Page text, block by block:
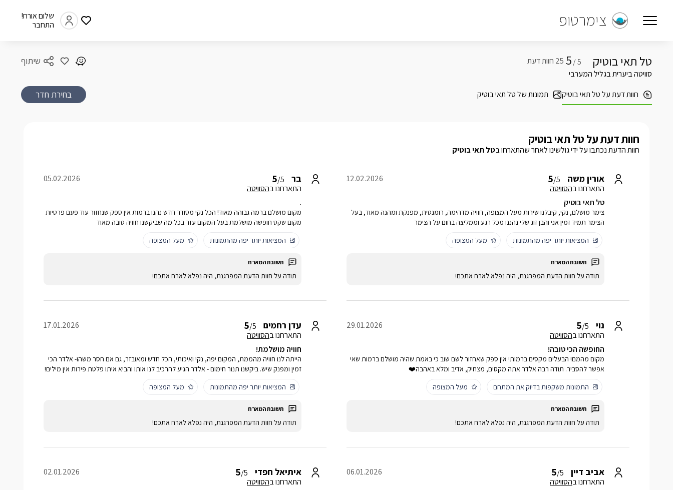
צימרטופ
שלום אורח!
התחבר
טל תאי בוטיק 5 /
5
סוויטה ביערית בגליל המערבי
חוות דעת על טל תאי בוטיק
תמונות של טל תאי בוטיק
שיתוף
בחירת חדר
חוות דעת על טל תאי בוטיק
חוות הדעת נכתבו על ידי גולשינו לאחר שהתארחו בטל תאי בוטיק
אורין משה 5/5
התארחנו בהסוויטה
12.02.2026
טל תאי בוטיק
צימר מושלם, נקי, קיבלנו שירות מעל המצופה, חוויה מדהימה, רומנטית, מפנקת ומהנה מאוד, בעל
הצימר תמיד זמין אני והבן זוג שלי נהננו מכל רגע וממליצה בחום על הצימר
המציאות יותר יפה מהתמונות
מעל המצופה
תודה על חוות הדעת המפרגנת, היה נפלא לארח אתכם!
בר 5/5
התארחנו בהסוויטה
05.02.2026
.
מקום מושלם ברמה גבוהה מאוד! הכל נקי מסודר חדש נהנו ברמות אין ספק שנחזור עוד פעם פרטיות
מקום שקט חופשה מושלמת בעל המקום עזר בכל מה שביקשנו חוויה טובה מאוד
המציאות יותר יפה מהתמונות
מעל המצופה
תודה על חוות הדעת המפרגנת, היה נפלא לארח אתכם!
נוי 5/5
התארחנו בהסוויטה
29.01.2026
החופשה הכי טובה!
מקום מהמם! הבעלים מקסים ברמות! אין ספק שאחזור לשם שוב כי באמת שהיה מושלם ברמות שאי
אפשר להסביר. תודה רבה אלדר אתה מקסים, מצחיק, אדיב ומלא באהבה❤️
התמונות משקפות בדיוק את המתחם
מעל המצופה
תודה על חוות הדעת המפרגנת, היה נפלא לארח אתכם!
עדן רחמים 5/5
התארחנו בהסוויטה
17.01.2026
חוויה מושלמת!
הייתה לנו חוויה מהממת, המקום יפה, נקי ואיכותי, הכל חדש ומאובזר, גם אם חסר משהו- אלדר הכי
זמין ומפנק שיש. ביקשנו תנור חימום - אלדר הגיע להרכיב לנו אותו והביא איתו פלטת פירות אין מילים!
המציאות יותר יפה מהתמונות
מעל המצופה
תודה על חוות הדעת המפרגנת, היה נפלא לארח אתכם!
אביב דיין 5/5
התארחנו בהסוויטה
06.01.2026 איתיאל חפדי 5/5
התארחנו בהסוויטה
02.01.2026